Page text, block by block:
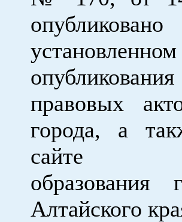
правовых
города, а
сайте
образования
Алтайского